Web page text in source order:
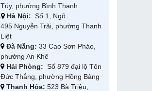
Túy, phường Bình Thạnh
Hà Nội: Số 1, Ngõ
495 Nguyễn Trãi, phường Thanh
Liệt
Đà Nẵng: 33 Cao Sơn Pháo,
phường An Khê
Hải Phòng: Số 879 đại lộ Tôn
Đức Thắng, phường Hồng Bàng
Thanh Hóa: 523 Bà Triệu,